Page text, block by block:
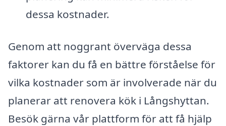
dessa kostnader.
Genom att noggrant överväga dessa
faktorer kan du få en bättre förståelse för
vilka kostnader som är involverade när du
planerar att renovera kök i Långshyttan.
Besök gärna vår plattform för att få hjälp